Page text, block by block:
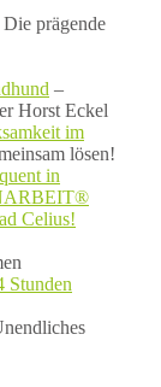
Die prägende
–
Horst Eckel
im
lösen!
in
Celius!
Stunden